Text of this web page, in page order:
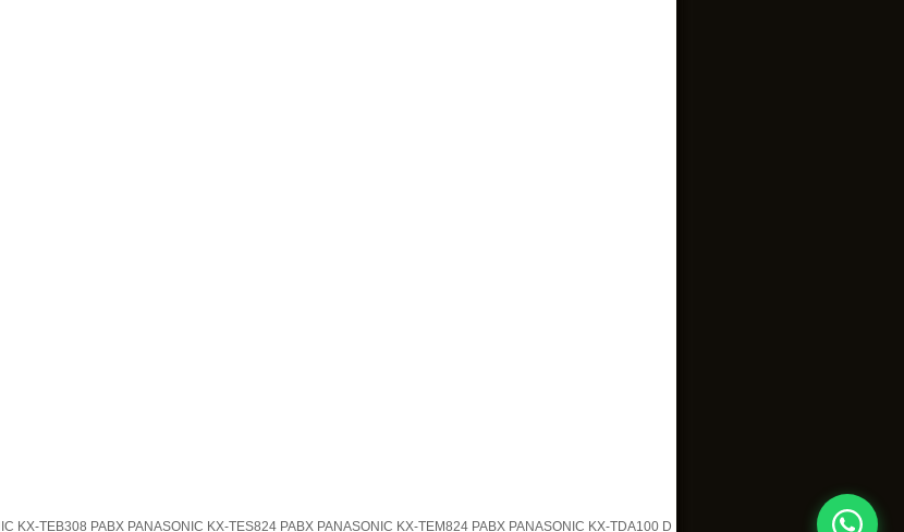
KX-TEB308 PABX PANASONIC KX-TES824 PABX PANASONIC KX-TEM824 PABX PANASONIC KX-TDA100 D